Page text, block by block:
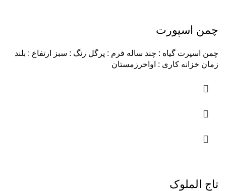
چمن اسپورت
چمن اسپرت گیاه : چند ساله فرم : پرگل رنگ : سبز ارتفاع : بلند
زمان خزانه کاری : اواخرزمستان
تاج الملوک